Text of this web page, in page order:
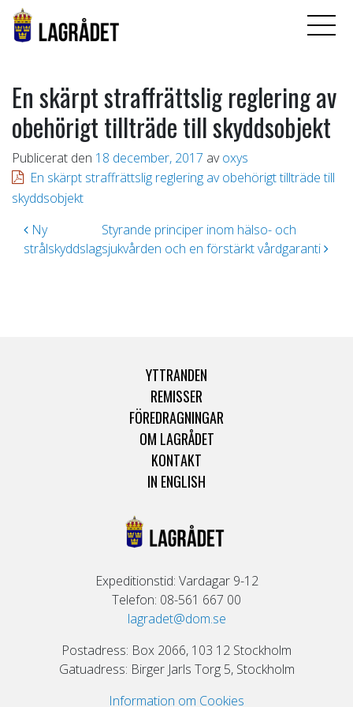
En skärpt straffrättslig reglering av
obehörigt tillträde till skyddsobjekt
Publicerat den 18 december, 2017 av oxys
En skärpt straffrättslig reglering av obehörigt tillträde till
skyddsobjekt
Inläggsnavigering
Ny
strålskyddslag
Styrande principer inom hälso- och
sjukvården och en förstärkt vårdgaranti
YTTRANDEN
REMISSER
FÖREDRAGNINGAR
OM LAGRÅDET
KONTAKT
IN ENGLISH
Expeditionstid: Vardagar 9-12
Telefon: 08-561 667 00
lagradet@dom.se
Postadress: Box 2066, 103 12 Stockholm
Gatuadress: Birger Jarls Torg 5, Stockholm
Information om Cookies